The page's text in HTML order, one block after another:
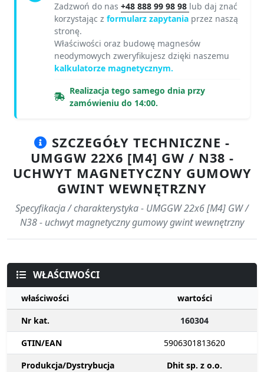
Zadzwoń do nas +48 888 99 98 98 lub daj znać
korzystając z formularz zapytania przez naszą
stronę.
Właściwości oraz budowę magnesów
neodymowych zweryfikujesz dzięki naszemu
kalkulatorze magnetycznym.
Realizacja tego samego dnia przy
zamówieniu do 14:00.
SZCZEGÓŁY TECHNICZNE -
UMGGW 22X6 [M4] GW / N38 -
UCHWYT MAGNETYCZNY GUMOWY
GWINT WEWNĘTRZNY
Specyfikacja / charakterystyka - UMGGW 22x6 [M4] GW /
N38 - uchwyt magnetyczny gumowy gwint wewnętrzny
WŁAŚCIWOŚCI
właściwości
wartości
Nr kat.
160304
GTIN/EAN
5906301813620
Produkcja/Dystrybucja
Dhit sp. z o.o.